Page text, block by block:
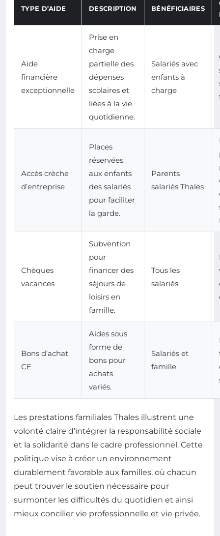
TYPE D’AIDE DESCRIPTION BÉNÉFICIAIRES
Aide
financière
exceptionnelle
Prise en
charge
partielle des
dépenses
scolaires et
liées à la vie
quotidienne.
Salariés avec
enfants à
charge
Accès crèche
d’entreprise
Places
réservées
aux enfants
des salariés
pour faciliter
la garde.
Parents
salariés Thales
Chèques
vacances
Subvention
pour
financer des
séjours de
loisirs en
famille.
Tous les
salariés
Bons d’achat
CE
Aides sous
forme de
bons pour
achats
variés.
Salariés et
famille
Les prestations familiales Thales illustrent une
volonté claire d’intégrer la responsabilité sociale
et la solidarité dans le cadre professionnel. Cette
politique vise à créer un environnement
durablement favorable aux familles, où chacun
peut trouver le soutien nécessaire pour
surmonter les difficultés du quotidien et ainsi
mieux concilier vie professionnelle et vie privée.